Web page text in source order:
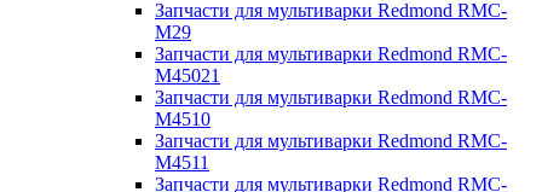
Запчасти для мультиварки Redmond RMC-
M29
Запчасти для мультиварки Redmond RMC-
M45021
Запчасти для мультиварки Redmond RMC-
M4510
Запчасти для мультиварки Redmond RMC-
M4511
Запчасти для мультиварки Redmond RMC-